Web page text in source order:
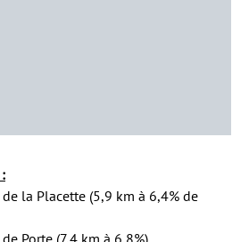
la Placette (5,9 km à 6,4% de
Porte (7,4 km à 6,8%)